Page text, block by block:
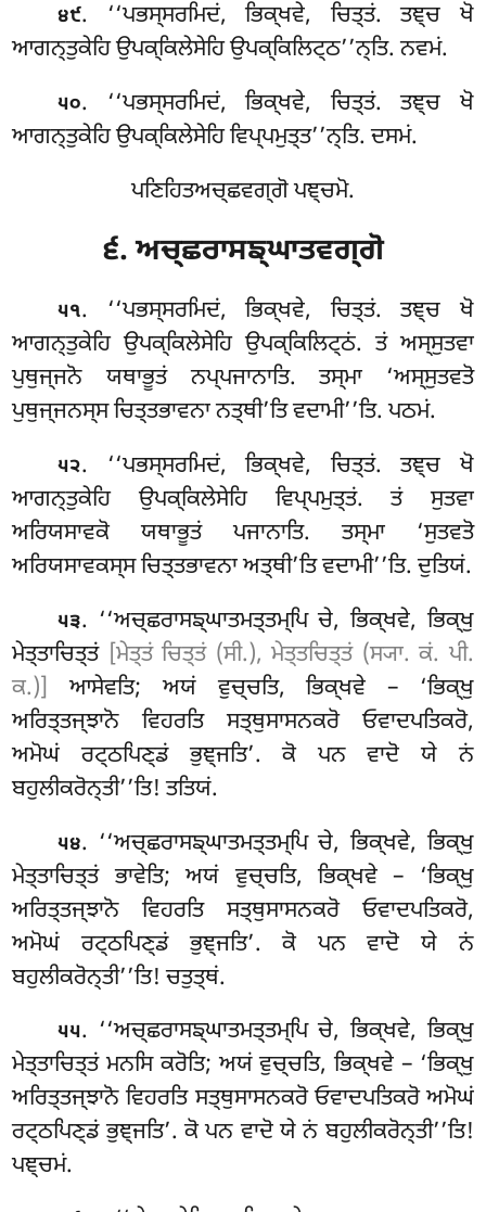
੪੯. ‘‘ਪਭਸ੍ਸਰਮਿਦਂ, ਭਿਕ੍ਖਵੇ, ਚਿਤ੍ਤਂ. ਤਞ੍ਚ ਖੋ
ਆਗਨ੍ਤੁਕੇਹਿ ਉਪਕ੍ਕਿਲੇਸੇਹਿ ਉਪਕ੍ਕਿਲਿਟ੍ਠ’’ਨ੍ਤਿ. ਨਵਮਂ.
੫੦. ‘‘ਪਭਸ੍ਸਰਮਿਦਂ, ਭਿਕ੍ਖਵੇ, ਚਿਤ੍ਤਂ. ਤਞ੍ਚ ਖੋ
ਆਗਨ੍ਤੁਕੇਹਿ ਉਪਕ੍ਕਿਲੇਸੇਹਿ ਵਿਪ੍ਪਮੁਤ੍ਤ’’ਨ੍ਤਿ. ਦਸਮਂ.
ਪਣਿਹਿਤਅਚ੍ਛਵਗ੍ਗੋ ਪਞ੍ਚਮੋ.
੬. ਅਚ੍ਛਰਾਸਙ੍ਘਾਤਵਗ੍ਗੋ
੫੧. ‘‘ਪਭਸ੍ਸਰਮਿਦਂ, ਭਿਕ੍ਖਵੇ, ਚਿਤ੍ਤਂ. ਤਞ੍ਚ ਖੋ
ਆਗਨ੍ਤੁਕੇਹਿ ਉਪਕ੍ਕਿਲੇਸੇਹਿ ਉਪਕ੍ਕਿਲਿਟ੍ਠਂ. ਤਂ ਅਸ੍ਸੁਤਵਾ
ਪੁਥੁਜ੍ਜਨੋ ਯਥਾਭੂਤਂ ਨਪ੍ਪਜਾਨਾਤਿ. ਤਸ੍ਮਾ ‘ਅਸ੍ਸੁਤਵਤੋ
ਪੁਥੁਜ੍ਜਨਸ੍ਸ ਚਿਤ੍ਤਭਾਵਨਾ ਨਤ੍ਥੀ’ਤਿ ਵਦਾਮੀ’’ਤਿ. ਪਠਮਂ.
੫੨. ‘‘ਪਭਸ੍ਸਰਮਿਦਂ, ਭਿਕ੍ਖਵੇ, ਚਿਤ੍ਤਂ. ਤਞ੍ਚ ਖੋ
ਆਗਨ੍ਤੁਕੇਹਿ ਉਪਕ੍ਕਿਲੇਸੇਹਿ ਵਿਪ੍ਪਮੁਤ੍ਤਂ. ਤਂ ਸੁਤਵਾ
ਅਰਿਯਸਾਵਕੋ ਯਥਾਭੂਤਂ ਪਜਾਨਾਤਿ. ਤਸ੍ਮਾ ‘ਸੁਤਵਤੋ
ਅਰਿਯਸਾਵਕਸ੍ਸ ਚਿਤ੍ਤਭਾਵਨਾ ਅਤ੍ਥੀ’ਤਿ ਵਦਾਮੀ’’ਤਿ. ਦੁਤਿਯਂ.
੫੩. ‘‘ਅਚ੍ਛਰਾਸਙ੍ਘਾਤਮਤ੍ਤਮ੍ਪਿ ਚੇ, ਭਿਕ੍ਖਵੇ, ਭਿਕ੍ਖੁ
ਮੇਤ੍ਤਾਚਿਤ੍ਤਂ [ਮੇਤ੍ਤਂ ਚਿਤ੍ਤਂ (ਸੀ.), ਮੇਤ੍ਤਚਿਤ੍ਤਂ (ਸ੍ਯਾ. ਕਂ. ਪੀ.
ਕ.)]
ਆਸੇਵਤਿ; ਅਯਂ ਵੁਚ੍ਚਤਿ, ਭਿਕ੍ਖਵੇ – ‘ਭਿਕ੍ਖੁ
ਅਰਿਤ੍ਤਜ੍ਝਾਨੋ ਵਿਹਰਤਿ ਸਤ੍ਥੁਸਾਸਨਕਰੋ ਓਵਾਦਪਤਿਕਰੋ,
ਅਮੋਘਂ ਰਟ੍ਠਪਿਣ੍ਡਂ ਭੁਞ੍ਜਤਿ’. ਕੋ ਪਨ ਵਾਦੋ ਯੇ ਨਂ
ਬਹੁਲੀਕਰੋਨ੍ਤੀ’’ਤਿ! ਤਤਿਯਂ.
੫੪. ‘‘ਅਚ੍ਛਰਾਸਙ੍ਘਾਤਮਤ੍ਤਮ੍ਪਿਚੇ, ਭਿਕ੍ਖਵੇ, ਭਿਕ੍ਖੁ
ਮੇਤ੍ਤਾਚਿਤ੍ਤਂ ਭਾਵੇਤਿ; ਅਯਂ ਵੁਚ੍ਚਤਿ, ਭਿਕ੍ਖਵੇ – ‘ਭਿਕ੍ਖੁ
ਅਰਿਤ੍ਤਜ੍ਝਾਨੋ ਵਿਹਰਤਿ ਸਤ੍ਥੁਸਾਸਨਕਰੋ ਓਵਾਦਪਤਿਕਰੋ,
ਅਮੋਘਂ ਰਟ੍ਠਪਿਣ੍ਡਂ ਭੁਞ੍ਜਤਿ’. ਕੋ ਪਨ ਵਾਦੋ ਯੇ ਨਂ
ਬਹੁਲੀਕਰੋਨ੍ਤੀ’’ਤਿ! ਚਤੁਤ੍ਥਂ.
੫੫. ‘‘ਅਚ੍ਛਰਾਸਙ੍ਘਾਤਮਤ੍ਤਮ੍ਪਿਚੇ, ਭਿਕ੍ਖਵੇ, ਭਿਕ੍ਖੁ
ਮੇਤ੍ਤਾਚਿਤ੍ਤਂ ਮਨਸਿ ਕਰੋਤਿ; ਅਯਂ ਵੁਚ੍ਚਤਿ, ਭਿਕ੍ਖਵੇ – ‘ਭਿਕ੍ਖੁ
ਅਰਿਤ੍ਤਜ੍ਝਾਨੋ ਵਿਹਰਤਿ ਸਤ੍ਥੁਸਾਸਨਕਰੋ ਓਵਾਦਪਤਿਕਰੋ ਅਮੋਘਂ
ਰਟ੍ਠਪਿਣ੍ਡਂ ਭੁਞ੍ਜਤਿ’. ਕੋ ਪਨ ਵਾਦੋ ਯੇ ਨਂ ਬਹੁਲੀਕਰੋਨ੍ਤੀ’’ਤਿ!
ਪਞ੍ਚਮਂ.